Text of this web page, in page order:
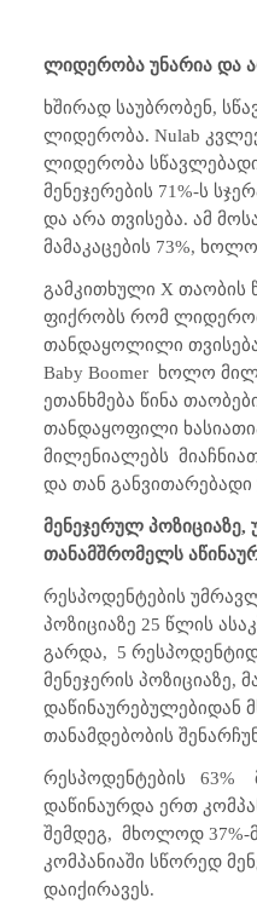
ლიდერობა უნარია და
ხშირად საუბრობენ,
ლიდერობა. Nulab
ლიდერობა
მენეჯერების 71%-ს
და არა თვისება. ამ
მამაკაცების 73%,
გამკითხული X თაობის
ფიქრობს რომ
თანდაყოლილი
Baby Boomer ხოლო
ეთანხმება წინა
თანდაყოფილი
მილენიალებს
და თან განვითარებადი
მენეჯერულ პოზიციაზე,
თანამშრომელს
რესპოდენტების
პოზიციაზე 25 წლის
გარდა,
5
მენეჯერის პოზიციაზე,
დაწინაურებულებიდან
თანამდებობის
რესპოდენტების 63%
დაწინაურდა ერთ
შემდეგ, მხოლოდ 37%-
კომპანიაში სწორედ
დაიქირავეს.